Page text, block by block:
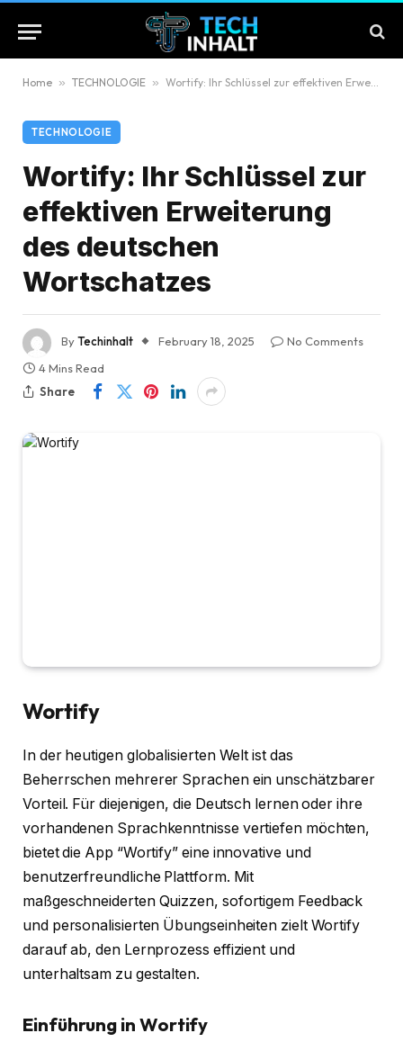
Home » TECHNOLOGIE » Wortify: Ihr Schlüssel zur effektiven Erweiterung des deutschen Wortschatzes
TECHNOLOGIE
Wortify: Ihr Schlüssel zur
effektiven Erweiterung
des deutschen
Wortschatzes
ByTechinhalt February 18, 2025
No Comments
4 Mins Read
Share
Wortify
In der heutigen globalisierten Welt ist das
Beherrschen mehrerer Sprachen ein unschätzbarer
Vorteil. Für diejenigen, die Deutsch lernen oder ihre
vorhandenen Sprachkenntnisse vertiefen möchten,
bietet die App “Wortify” eine innovative und
benutzerfreundliche Plattform. Mit
maßgeschneiderten Quizzen, sofortigem Feedback
und personalisierten Übungseinheiten zielt Wortify
darauf ab, den Lernprozess effizient und
unterhaltsam zu gestalten.
Einführung in Wortify